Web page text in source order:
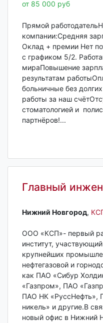
от 85 000 руб
Прямой
компании:Средняя
Оклад + премии Нет
с графиком 5/2.
мираПовышение
результатам
больничные без
работы за наш
стоматологией и
партнёров!...
Главный
Нижний Новгород‎,
ООО «КСП»- первый
институт,
крупнейших
нефтегазовой и
как ПАО «Сибур
«Газпром», ПАО
ПАО НК «РуссНефть»,
никель» и другие.В
новый офис в Нижний